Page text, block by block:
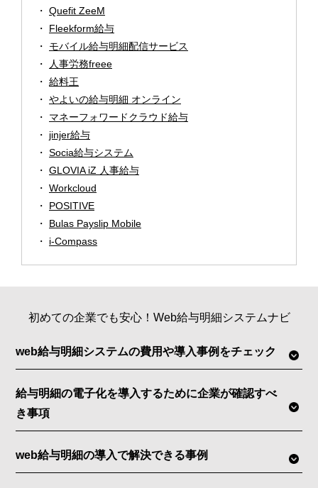
Quefit ZeeM
Fleekform給与
モバイル給与明細配信サービス
人事労務freee
給料王
やよいの給与明細 オンライン
マネーフォワードクラウド給与
jinjer給与
Socia給与システム
GLOVIA iZ 人事給与
Workcloud
POSITIVE
Bulas Payslip Mobile
i-Compass
初めての企業でも安心！Web給与明細システムナビ
web給与明細システムの費用や導入事例をチェック
給与明細の電子化を導入するために企業が確認すべ
き事項
web給与明細の導入で解決できる事例